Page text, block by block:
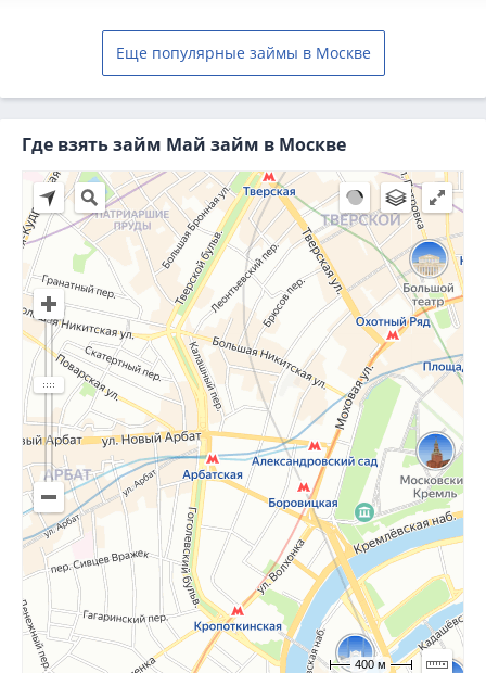
Еще популярные займы в Москве
Где взять займ Май займ в Москве
400 м